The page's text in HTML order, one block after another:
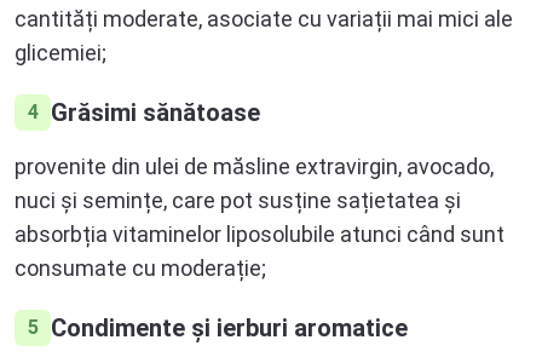
cantități moderate, asociate cu variații mai mici ale
glicemiei;
4 Grăsimi sănătoase
provenite din ulei de măsline extravirgin, avocado,
nuci și semințe, care pot susține sațietatea și
absorbția vitaminelor liposolubile atunci când sunt
consumate cu moderație;
5 Condimente și ierburi aromatice